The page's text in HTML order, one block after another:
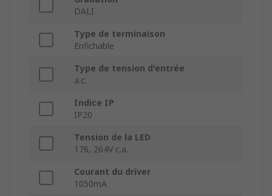
DALI
Type de terminaison
Enfichable
Type de tension d'entrée
a.c.
Indice IP
IP20
Tension de la LED
176, 264V c.a.
Courant du driver
1050mA